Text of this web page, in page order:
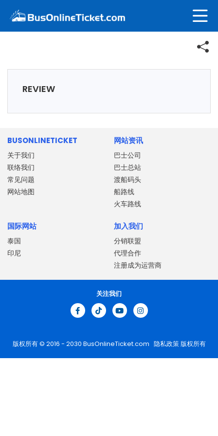
REVIEW
BUSONLINETICKET
关于我们
联络我们
常见问题
网站地图
网站资讯
巴士公司
巴士总站
渡船码头
船路线
火车路线
国际网站
泰国
印尼
加入我们
分销联盟
代理合作
注册成为运营商
版权所有 © 2016 - 2030 BusOnlineTicket.com 隐私政策版权所有
关注我们